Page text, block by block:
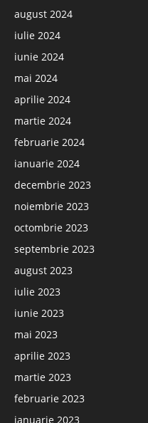
august 2024
iulie 2024
iunie 2024
mai 2024
aprilie 2024
martie 2024
februarie 2024
ianuarie 2024
decembrie 2023
noiembrie 2023
octombrie 2023
septembrie 2023
august 2023
iulie 2023
iunie 2023
mai 2023
aprilie 2023
martie 2023
februarie 2023
ianuarie 2023